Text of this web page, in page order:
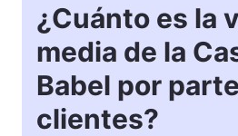
¿Cuánto es la
media de la
Babel por
clientes?